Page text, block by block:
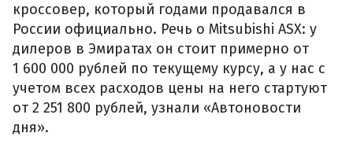
кроссовер, который годами продавался в
России официально. Речь о Mitsubishi ASX: у
дилеров в Эмиратах он стоит примерно от
1 600 000 рублей по текущему курсу, а у нас с
учетом всех расходов цены на него стартуют
от 2 251 800 рублей, узнали «Автоновости
дня».